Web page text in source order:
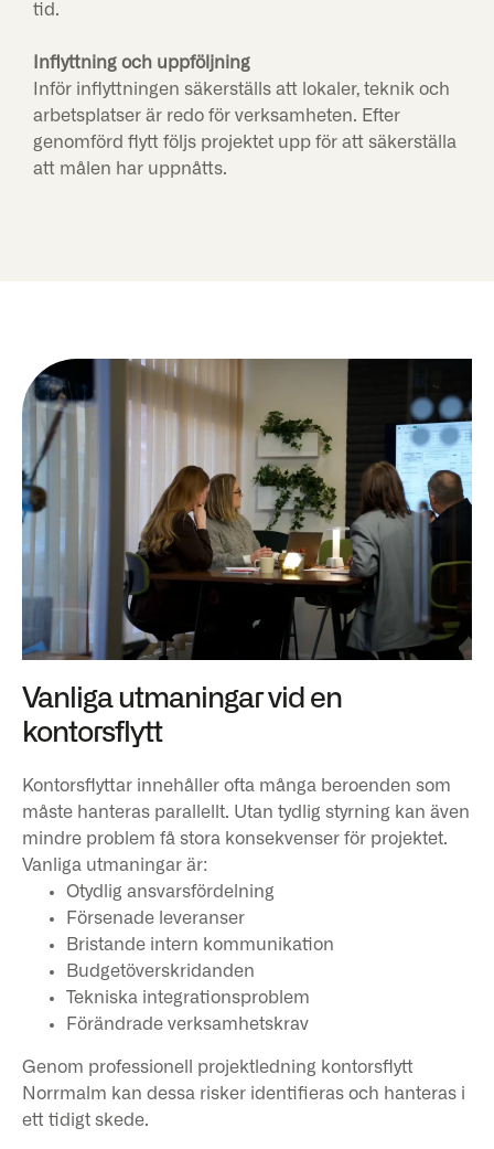
tid.
Inflyttning och uppföljning
Inför inflyttningen säkerställs att lokaler, teknik och
arbetsplatser är redo för verksamheten. Efter
genomförd flytt följs projektet upp för att säkerställa
att målen har uppnåtts.
Vanliga utmaningar vid en
kontorsflytt
Kontorsflyttar innehåller ofta många beroenden som
måste hanteras parallellt. Utan tydlig styrning kan även
mindre problem få stora konsekvenser för projektet.
Vanliga utmaningar är:
Otydlig ansvarsfördelning
Försenade leveranser
Bristande intern kommunikation
Budgetöverskridanden
Tekniska integrationsproblem
Förändrade verksamhetskrav
Genom professionell projektledning kontorsflytt
Norrmalm kan dessa risker identifieras och hanteras i
ett tidigt skede.